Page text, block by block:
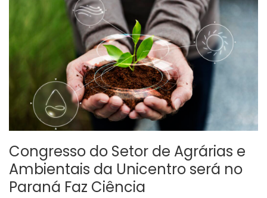
Congresso do Setor de Agrárias e
Ambientais da Unicentro será no
Paraná Faz Ciência